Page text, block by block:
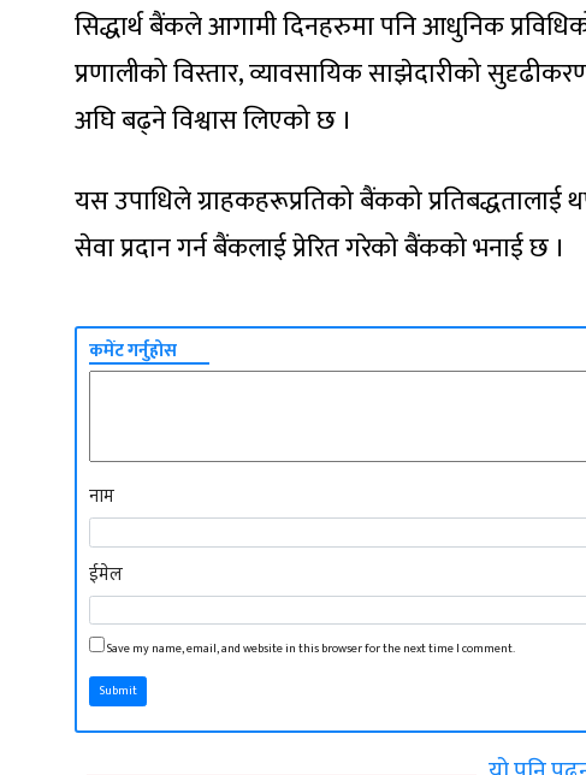
सिद्धार्थ बैंकले आगामी दिनहरुमा पनि आधुनिक
प्रणालीको विस्तार, व्यावसायिक साझेदारीको
अघि बढ्ने विश्वास लिएको छ ।
यस उपाधिले ग्राहकहरूप्रतिको बैंकको
सेवा प्रदान गर्न बैंकलाई प्रेरित गरेको बैंकको भनाई छ ।
कमेंट गर्नुहोस
नाम
ईमेल
Save my name, email, and website in this browser for the next time I comment.
Submit